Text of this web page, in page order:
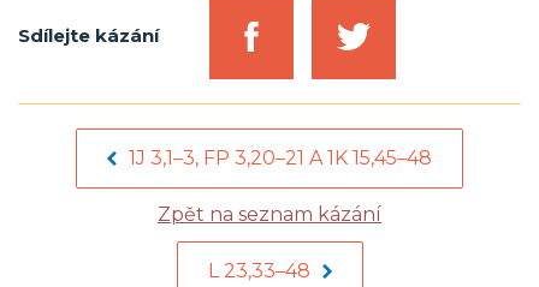
Sdílejte kázání
1J 3,1–3, FP 3,20–21 A 1K 15,45–48
Zpět na seznam kázání
L 23,33–48